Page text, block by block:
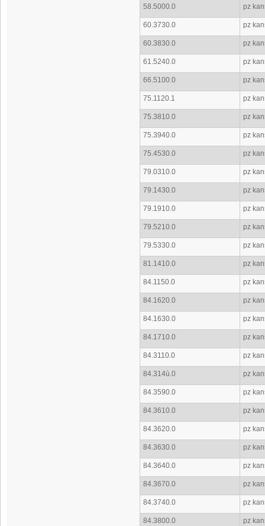
58.5000.0 pz
60.3730.0 pz
60.3830.0 pz
61.5240.0 pz
66.5100.0 pz
75.1120.1 pz
75.3810.0 pz
75.3940.0 pz
75.4530.0 pz
79.0310.0 pz
79.1430.0 pz
79.1910.0 pz
79.5210.0 pz
79.5330.0 pz
81.1410.0 pz
84.1150.0 pz
84.1620.0 pz
84.1630.0 pz
84.1710.0 pz
84.3110.0 pz
84.314ù.0 pz
84.3590.0 pz
84.3610.0 pz
84.3620.0 pz
84.3630.0 pz
84.3640.0 pz
84.3670.0 pz
84.3740.0 pz
84.3800.0 pz